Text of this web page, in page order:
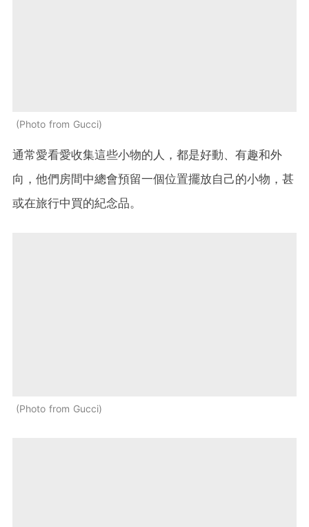
Photo from Gucci
通常愛看愛收集這些小物的人，都是好動、有趣和外
向，他們房間中總會預留一個位置擺放自己的小物，甚
或在旅行中買的紀念品。
Photo from Gucci